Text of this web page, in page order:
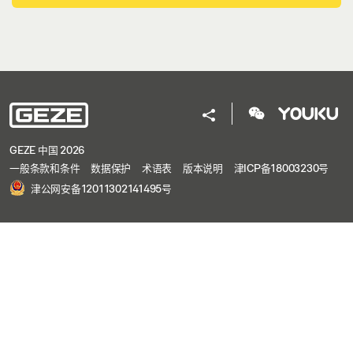
GEZE 中国 2026
一般条款和条件
数据保护 术语表 版本说明
津ICP备18003230号
津公网安备12011302141495号